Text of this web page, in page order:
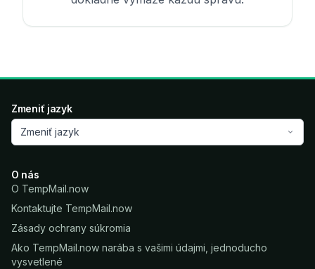
Zmeniť jazyk
Zmeniť jazyk
O nás
O TempMail.now
Kontaktujte TempMail.now
Zásady ochrany súkromia
Ako TempMail.now narába s vašimi údajmi, jednoducho
vysvetlené